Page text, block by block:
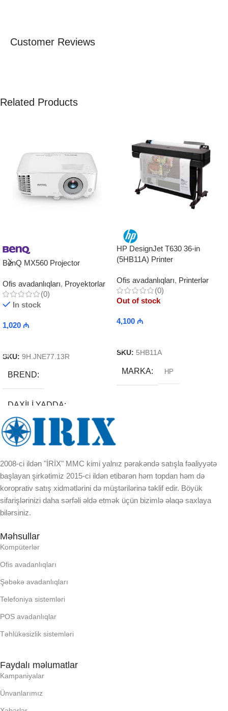
Customer Reviews
Related Products
BenQ MX560 Projector
Ofis avadanlıqları, Proyektorlar
(0)
In stock
1,020 ₼
SKU: 9H.JNE77.13R
BREND
DAXILI YADDA
EKRAN
KORPUSUN RNGI:
LCD
PROCESSOR
PROSESSOR
RAM
RNG
HP DesignJet T630 36-in
(5HB11A) Printer
Ofis avadanlıqları, Printerlər
(0)
Out of stock
4,100 ₼
SKU: 5HB11A
MARKA HP
2008-ci ildən "İRİX" MMC kimi yalnız pərakəndə satışla fəaliyyətə
başlayan şirkətimiz 2015-ci ildən etibarən həm topdan həm də
koroprativ satış xidmətlərini də müştərilərinə təklif edir. Böyük
sifarişlərinizi daha sərfəli əldə etmək üçün bizimlə əlaqə saxlaya
bilərsiniz.
Məhsullar
Kompüterlər
Ofis avadanlıqları
Şəbəkə avadanlıqları
Telefoniya sistemləri
POS avadanlıqlar
Təhlükəsizlik sistemləri
Faydalı məlumatlar
Kampaniyalar
Ünvanlarımız